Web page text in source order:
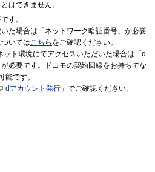
はできません。
す。
た場合は「ネットワーク暗証番号」が必要
いてはこちら をご確認ください。
ト環境にてアクセスいただいた場合は「d
必要です。ドコモの契約回線をお持ちでな
能です。
dアカウント発行 」でご確認ください。